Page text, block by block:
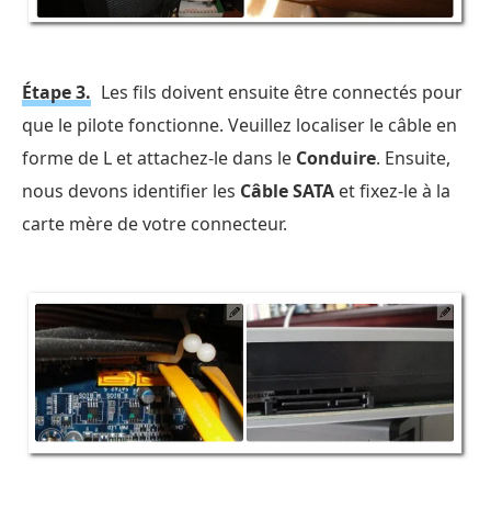
Étape 3. Les fils doivent ensuite être connectés pour
que le pilote fonctionne. Veuillez localiser le câble en
forme de L et attachez-le dans le Conduire. Ensuite,
nous devons identifier les Câble SATA et fixez-le à la
carte mère de votre connecteur.